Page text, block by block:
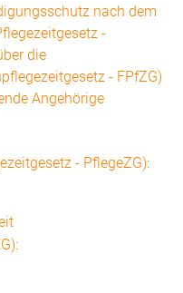
nach dem
-
die
- FPfZG)
Angehörige
- PflegeZG):